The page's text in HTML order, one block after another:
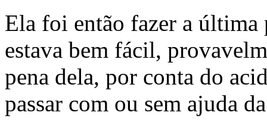
Ela foi então fazer a última
estava bem fácil,
pena dela, por conta do
passar com ou sem ajuda